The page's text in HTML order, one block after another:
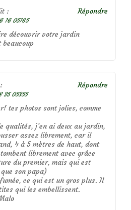
:
16 05165
découvrir votre jardin
beaucoup
Répondre
35 05355
tes photos sont jolies, comme
qualités, j’en ai deux au jardin,
assez librement, car il
4 à 5 mètres de haut, dont
librement avec grâce
du premier, mais qui est
son papa)
ce qui est un gros plus. Il
qui les embellissent.
Répondre